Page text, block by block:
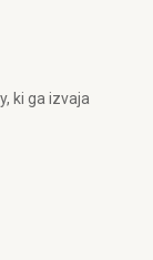
ki ga izvaja